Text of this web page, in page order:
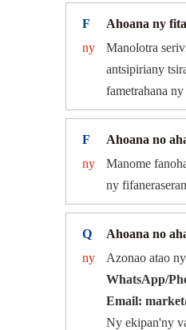
F
Ahoana ny
ny
Manolotra
antsipiriany
fametrahana
F
Ahoana no
ny
Manome
ny
Q
Ahoana no
ny
Azonao atao
WhatsApp/
Email:
Ny ekipan'ny